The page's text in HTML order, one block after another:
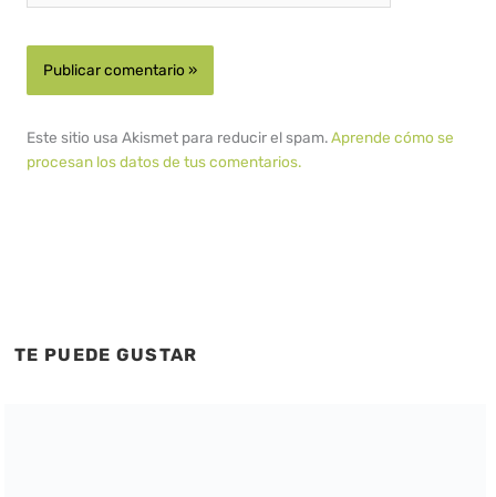
Este sitio usa Akismet para reducir el spam.Aprende cómo se
procesan los datos de tus comentarios.
TE PUEDE GUSTAR